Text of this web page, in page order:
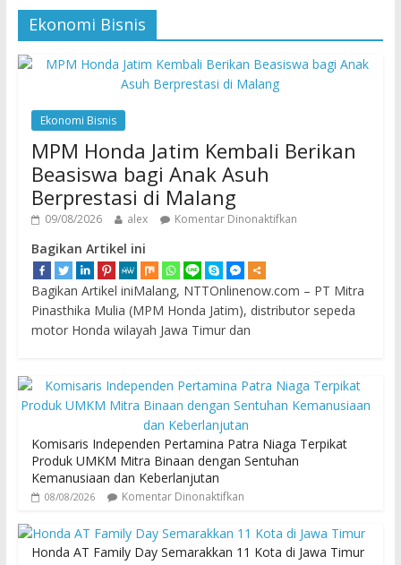
Ekonomi Bisnis
Ekonomi Bisnis
MPM Honda Jatim Kembali Berikan
Beasiswa bagi Anak Asuh
Berprestasi di Malang
09/08/2026 alex Komentar Dinonaktifkan
Bagikan Artikel ini
Bagikan Artikel iniMalang, NTTOnlinenow.com – PT Mitra
Pinasthika Mulia (MPM Honda Jatim), distributor sepeda
motor Honda wilayah Jawa Timur dan
Komisaris Independen Pertamina Patra Niaga Terpikat
Produk UMKM Mitra Binaan dengan Sentuhan
Kemanusiaan dan Keberlanjutan
08/08/2026 Komentar Dinonaktifkan
Honda AT Family Day Semarakkan 11 Kota di Jawa Timur